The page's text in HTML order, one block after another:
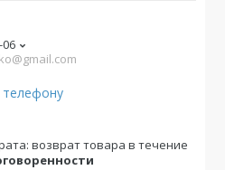
06
телефону
возврат товара в течение